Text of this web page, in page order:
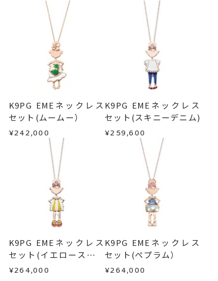
例：金曜日17時までのご注文→翌週火曜日までに
発送いたします。
■お届け目安が「約1ヶ月半以内～」の商品
ご注文いただいてから在庫状況を確認いたしま
・在庫のご用意ができる場合： 約1週間～1ヶ月以
内を目安に発送いたします。
・受注生産となる場合： 商品ページに記載のある
目安日数を頂戴し、一から製作いたします。
※お急ぎの方はご注文前にお問い合わせくださ
い。事前に現在の納期状況を確認いたします。
お届け予定日はご注文から2営業日以内にメールに
てご案内いたします。
ご注文状況が「注文済み」の場合に限り、キャ
ンセルを承ります。
メンバーシップ未登録のお客さまは、お問い合
わせフォームよりご連絡ください。
返品・交換以下の場合、商品の返品・交換・返金
は承りかねます。
・一度ご使用になった商品
・受注生産の商品
・お客さまのお手元で傷や汚れが発生した商品
・到着後ご連絡無く7日以上経過した商品
・刻印をお入れした商品
・販売期間が限定されている商品
・過度な交換・返品を繰り返している場合
商品の品質には万全を期しておりますが、万が一
不良品の場合、またはご注文のお品と異なる場合
は、早急に商品を交換させていただきます。
お手数ですが商品到着後7日間以内に、お電話また
はお問い合わせフォームよりご連絡ください。
この場合の返送料は弊社にて負担いたしますの
で、着払いにてご返送ください。
詳細はこちら
K9PG EMEネックレス
セット(ムームー）
¥242,000
K9PG EMEネックレス
セット(スキニーデニム)
¥259,600
K9PG EMEネックレス
セット(イエローストラ
イプ)
¥264,000
K9PG EMEネックレス
セット(ぺプラム）
¥264,000